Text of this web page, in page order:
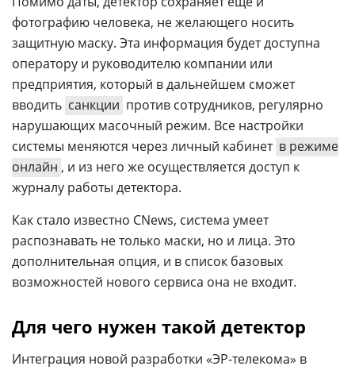
фотографию человека, не желающего носить
защитную маску. Эта информация будет доступна
оператору и руководителю компании или
предприятия, который в дальнейшем сможет
вводить санкции против сотрудников, регулярно
нарушающих масочный режим. Все настройки
системы меняются через личный кабинет в режиме
онлайн , и из него же осуществляется доступ к
журналу работы детектора.
Как стало известно CNews, система умеет
распознавать не только маски, но и лица. Это
дополнительная опция, и в список базовых
возможностей нового сервиса она не входит.
Для чего нужен такой детектор
Интеграция новой разработки «ЭР-телекома» в